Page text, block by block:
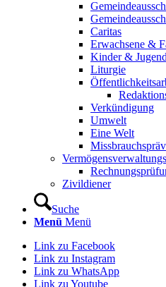
Caritas
Erwachsene &
Kinder & Jugend
Liturgie
Verkündigung
Umwelt
Eine Welt
Zivildiener
Suche
Menü Menü
Link zu Facebook
Link zu Instagram
Link zu WhatsApp
Link zu Youtube